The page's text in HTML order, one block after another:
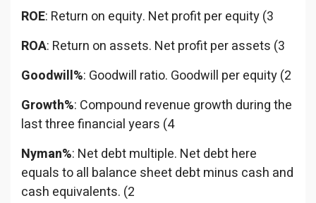
ROE: Return on equity. Net profit per equity (3
ROA: Return on assets. Net profit per assets (3
Goodwill%: Goodwill ratio. Goodwill per equity (2
Growth%: Compound revenue growth during the
last three financial years (4
Nyman%: Net debt multiple. Net debt here
equals to all balance sheet debt minus cash and
cash equivalents. (2